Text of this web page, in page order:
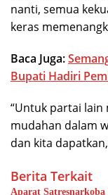
nanti, semua
keras
Baca Juga:
Bupati Hadiri
“Untuk partai lain
mudahan dalam
dan kita
Berita Terkait
Aparat